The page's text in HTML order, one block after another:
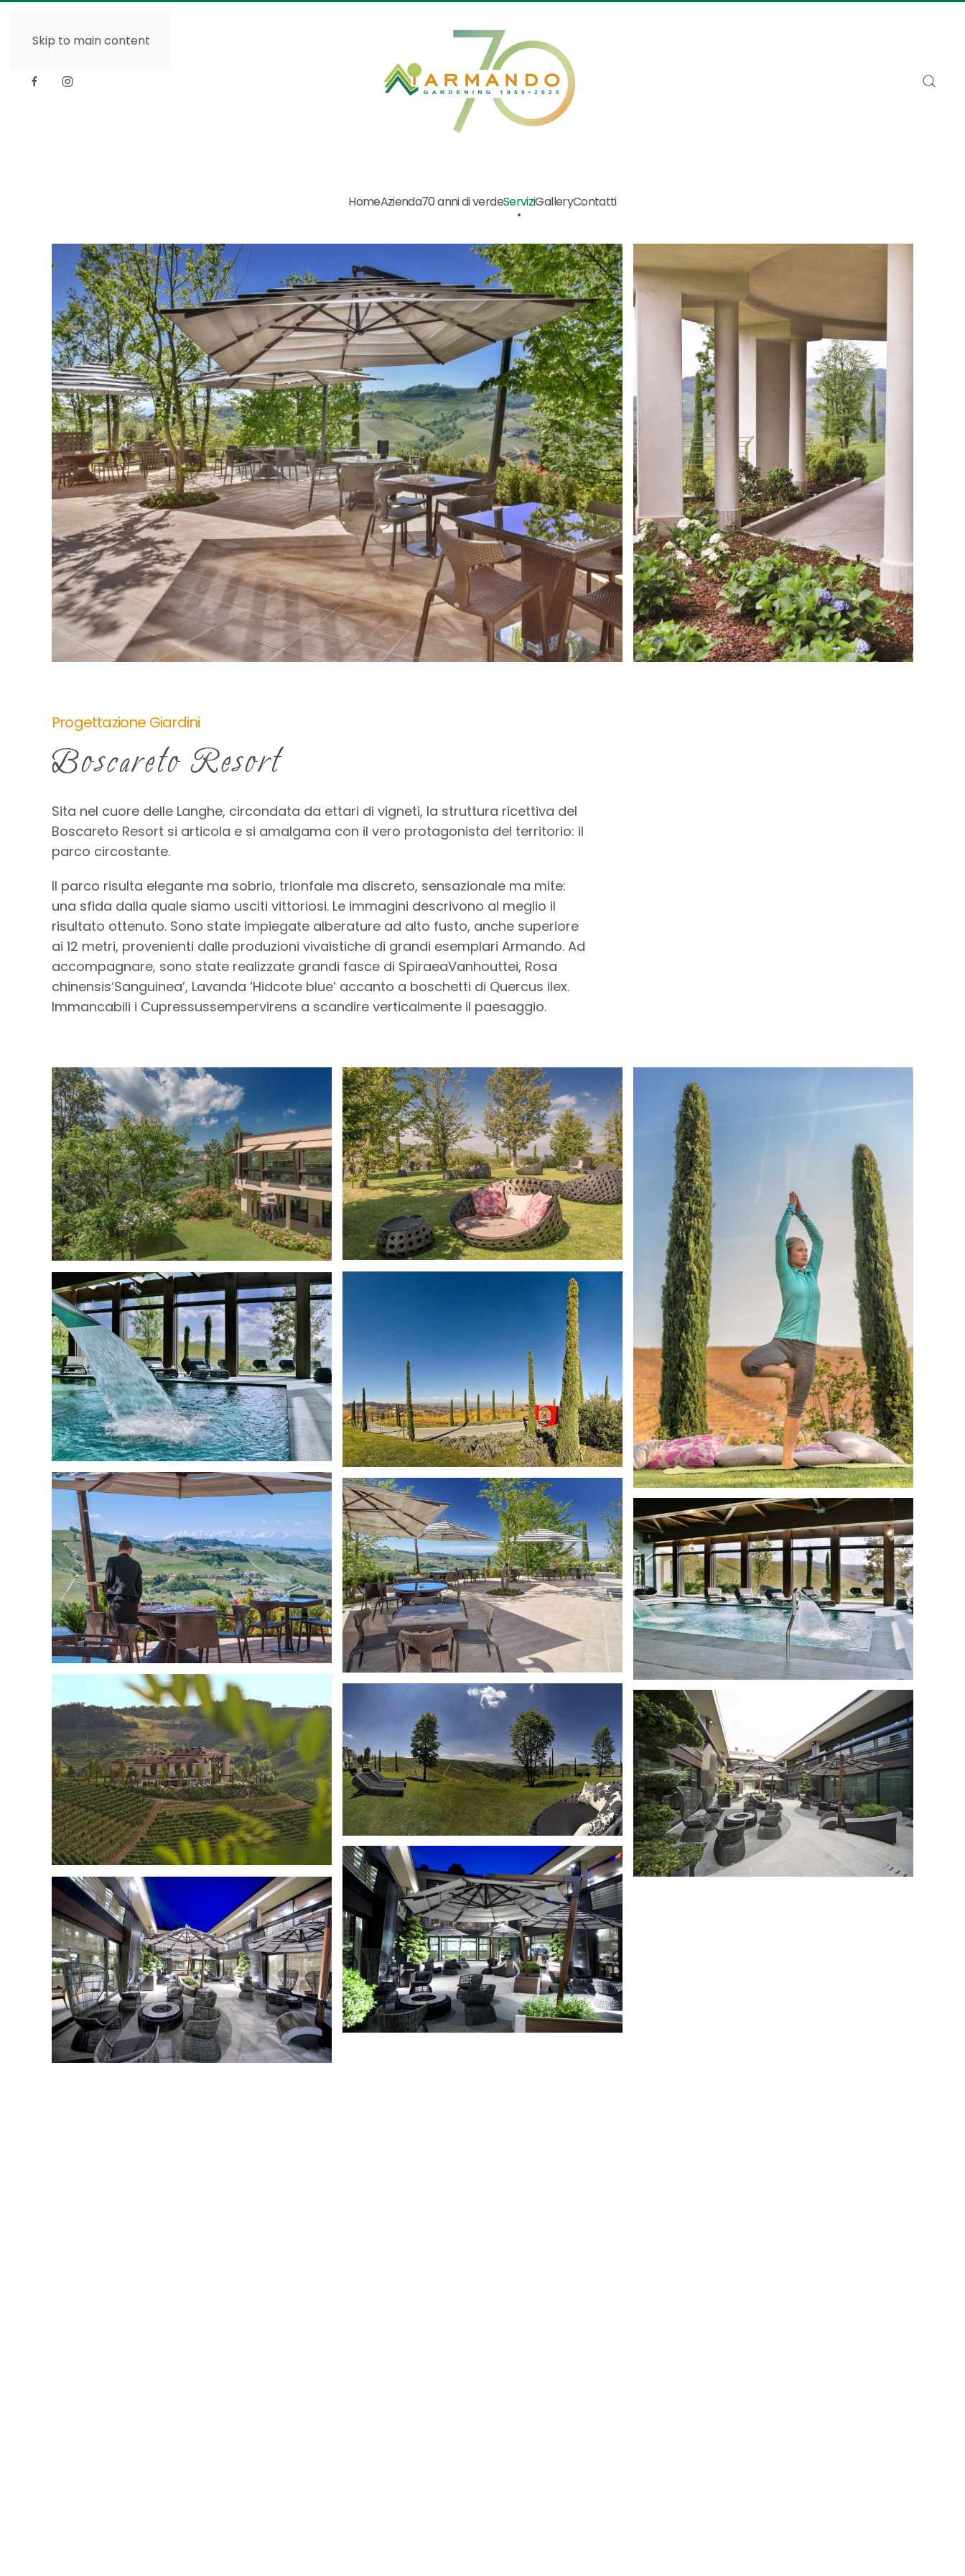
Skip to main content
HomeAzienda70 anni di verdeServiziGalleryContatti
Progettazione Giardini
Boscareto Resort
Sita nel cuore delle Langhe, circondata da ettari di vigneti, la struttura ricettiva del
Boscareto Resort si articola e si amalgama con il vero protagonista del territorio: il
parco circostante.
Il parco risulta elegante ma sobrio, trionfale ma discreto, sensazionale ma mite:
una sfida dalla quale siamo usciti vittoriosi. Le immagini descrivono al meglio il
risultato ottenuto. Sono state impiegate alberature ad alto fusto, anche superiore
ai 12 metri, provenienti dalle produzioni vivaistiche di grandi esemplari Armando. Ad
accompagnare, sono state realizzate grandi fasce di SpiraeaVanhouttei, Rosa
chinensis‘Sanguinea’, Lavanda ‘Hidcote blue’ accanto a boschetti di Quercus ilex.
Immancabili i Cupressussempervirens a scandire verticalmente il paesaggio.